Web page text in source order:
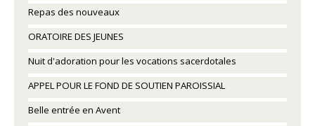
Repas des nouveaux
ORATOIRE DES JEUNES
Nuit d'adoration pour les vocations sacerdotales
APPEL POUR LE FOND DE SOUTIEN PAROISSIAL
Belle entrée en Avent